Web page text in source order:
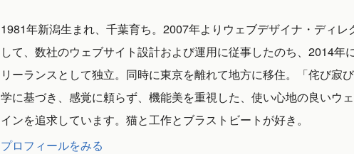
1981年新潟生まれ、千葉育ち。2007年よりウェブデザイナ・ディレ
して、数社のウェブサイト設計および運用に従事したのち、2014年
リーランスとして独立。同時に東京を離れて地方に移住。「侘び寂
学に基づき、感覚に頼らず、機能美を重視した、使い心地の良いウ
インを追求しています。猫と工作とブラストビートが好き。
プロフィールをみる